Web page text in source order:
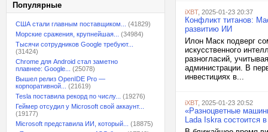
Популярные
США стали главным поставщиком...
(41829)
Морские сражения, крупнейшая...
(34984)
Тысячи сотрудников Google требуют...
(31424)
Chrome для Android стал заметно
плавнее: Google...
(25078)
Вышел релиз OpenIDE Pro —
корпоративной...
(21619)
Tesla поставила рекорд по числу...
(19276)
Геймер отсудил у Microsoft свой аккаунт...
(19177)
Microsoft представила ИИ, который...
(18875)
iXBT, 2025-01-23 20:37
Конфликт титанов:
развитию ИИ
Илон Маск подверг
искусственного
разногласий,
администрации. В
инвестициях в...
iXBT, 2025-01-23 20:52
«Разноцветные
Lada Iskra состоится